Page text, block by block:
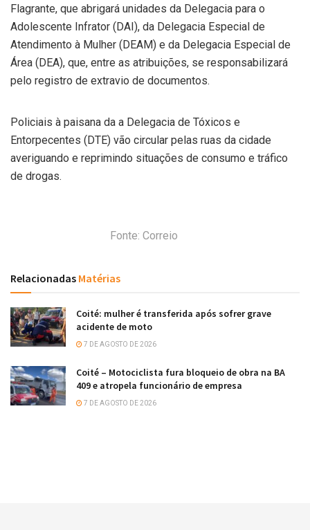
Flagrante, que abrigará unidades da Delegacia para o
Adolescente Infrator (DAI), da Delegacia Especial de
Atendimento à Mulher (DEAM) e da Delegacia Especial de
Área (DEA), que, entre as atribuições, se responsabilizará
pelo registro de extravio de documentos.
Policiais à paisana da a Delegacia de Tóxicos e
Entorpecentes (DTE) vão circular pelas ruas da cidade
averiguando e reprimindo situações de consumo e tráfico
de drogas.
Fonte: Correio
Relacionadas Matérias
Coité: mulher é transferida após sofrer grave
acidente de moto
7 DE AGOSTO DE 2026
Coité – Motociclista fura bloqueio de obra na BA
409 e atropela funcionário de empresa
7 DE AGOSTO DE 2026